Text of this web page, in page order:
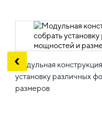
Модульная
установку различных
размеров